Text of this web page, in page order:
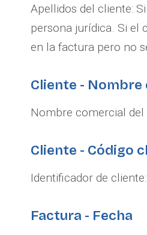
Apellidos del cliente:
persona jurídica. Si el
en la factura pero no
Cliente -
Nombre comercial del
Cliente - Código
Identificador de
Factura - Fecha